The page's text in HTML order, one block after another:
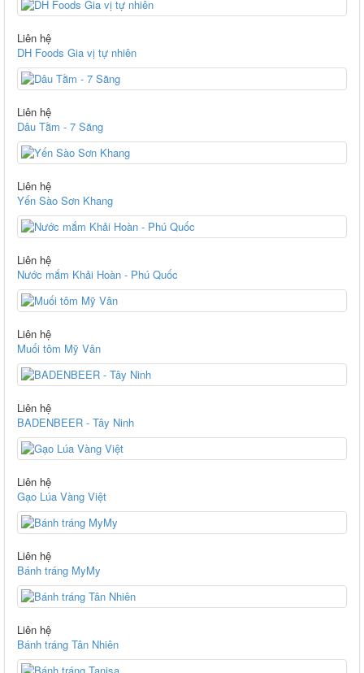
Liên hệ
DH Foods Gia vị tự nhiên
Liên hệ
Dâu Tằm - 7 Săng
Liên hệ
Yến Sào Sơn Khang
Liên hệ
Nước mắm Khải Hoàn - Phú Quốc
Liên hệ
Muối tôm Mỹ Vân
Liên hệ
BADENBEER - Tây Ninh
Liên hệ
Gạo Lúa Vàng Việt
Liên hệ
Bánh tráng MyMy
Liên hệ
Bánh tráng Tân Nhiên